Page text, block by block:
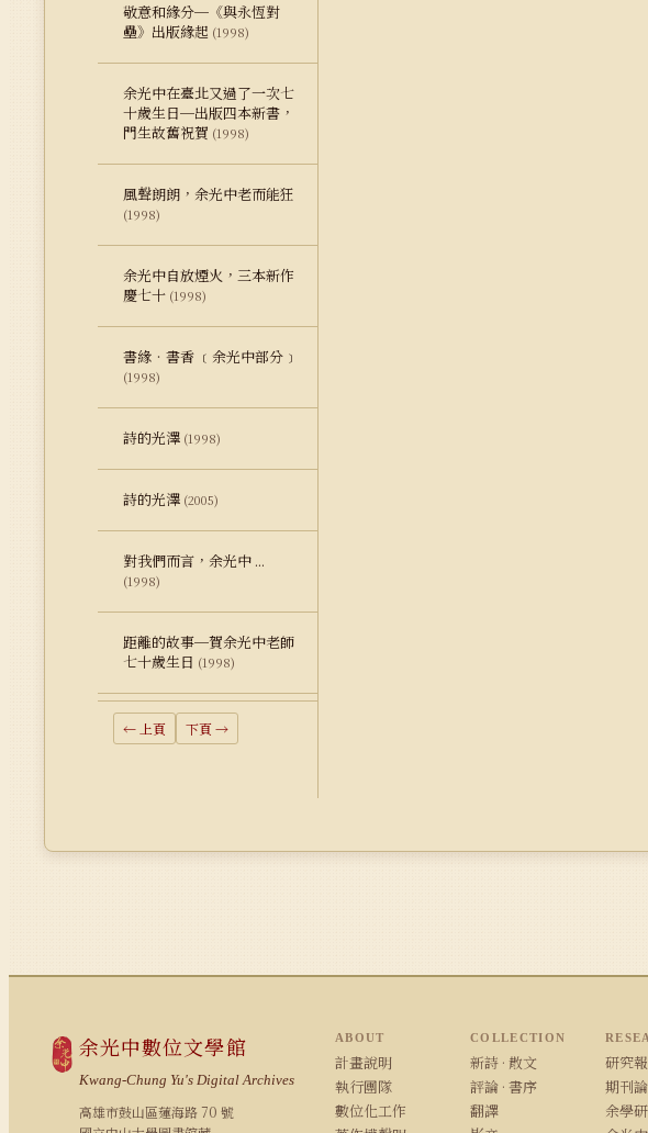
敬意和緣分─《與永恆對
壘》出版緣起 (1998)
余光中在臺北又過了一次七
十歲生日─出版四本新書，
門生故舊祝賀 (1998)
風聲朗朗，余光中老而能狂
(1998)
余光中自放煙火，三本新作
慶七十 (1998)
書緣‧書香 ﹝余光中部分﹞
(1998)
詩的光澤 (1998)
詩的光澤 (2005)
對我們而言，余光中 ...
(1998)
距離的故事─賀余光中老師
七十歲生日 (1998)
← 上頁 下頁 →
余光中數位文學館
Kwang-Chung Yu's Digital Archives
高雄市鼓山區蓮海路 70 號
ABOUT
計畫說明
執行團隊
數位化工作
COLLECTION
新詩 · 散文
評論 · 書序
翻譯
研究
期刊
余學